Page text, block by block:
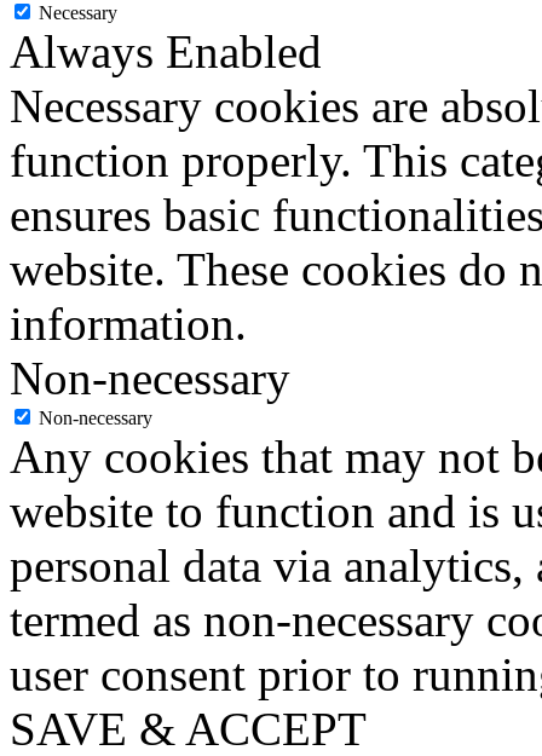
Necessary
Always Enabled
Necessary cookies are
function properly. This
ensures basic
website. These cookies do
information.
Non-necessary
Non-necessary
Any cookies that may not
website to function and is
personal data via analytics,
termed as non-necessary
user consent prior to
SAVE & ACCEPT